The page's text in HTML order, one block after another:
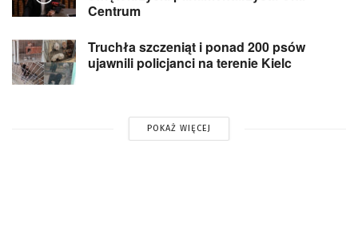
Centrum
Truchła szczeniąt i ponad 200 psów
ujawnili policjanci na terenie Kielc
POKAŻ WIĘCEJ